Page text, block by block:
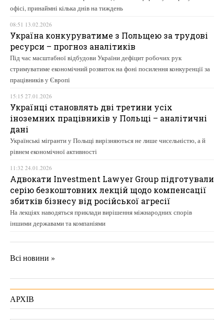
офісі, принаймні кілька днів на тиждень
08:51 13.02.2026
Україна конкуруватиме з Польщею за трудові
ресурси – прогноз аналітиків
Під час масштабної відбудови України дефіцит робочих рук
стримуватиме економічний розвиток на фоні посилення конкуренції за
працівників у Європі
15:15 27.01.2026
Українці становлять дві третини усіх
іноземних працівників у Польщі – аналітичні
дані
Українські мігранти у Польщі вирізняються не лише чисельністю, а й
рівнем економічної активності
11:32 24.01.2026
Адвокати Investment Lawyer Group підготували
серію безкоштовних лекцій щодо компенсації
збитків бізнесу від російської агресії
На лекціях наводяться приклади вирішення міжнародних спорів
іншими державами та компаніями
Всі новини »
АРХІВ